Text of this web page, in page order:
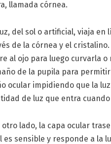
llamada córnea.
del sol o artificial, viaja
de la córnea y el
al ojo para luego curvarla
de la pupila para
ocular impidiendo que la
de luz que entra
otro lado, la capa ocular
es sensible y responde a la